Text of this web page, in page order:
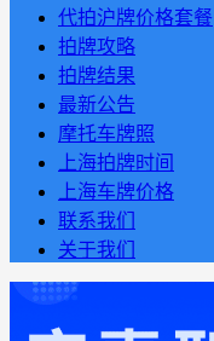
代拍沪牌价格套餐
拍牌攻略
拍牌结果
最新公告
摩托车牌照
上海拍牌时间
上海车牌价格
联系我们
关于我们